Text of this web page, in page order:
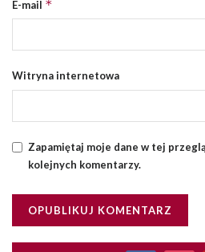
E-mail *
Witryna internetowa
Zapamiętaj moje dane w tej
kolejnych komentarzy.